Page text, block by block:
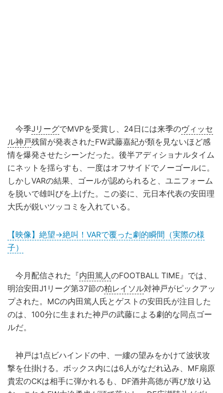
今季JリーグでMVPを受賞し、24日には来季のヴィッセ
ル神戸残留が発表されたFW武藤嘉紀が類を見ないほど感
情を爆発させたシーンだった。後半アディショナルタイム
にネットを揺らすも、一度はオフサイドでノーゴールに。
しかしVARの結果、ゴールが認められると、ユニフォーム
を脱いで雄叫びを上げた。この姿に、元日本代表の安田理
大氏が鋭いツッコミを入れている。
【映像】絶望→絶叫！VARで覆った劇的瞬間（実際の様
子）
今月配信された『内田篤人のFOOTBALL TIME』では、
明治安田J1リーグ第37節の柏レイソル対神戸がピックアッ
プされた。MCの内田篤人氏とゲストの安田氏が注目した
のは、100分に生まれた神戸の武藤による劇的な同点ゴー
ルだ。
神戸は1点ビハインドの中、一縷の望みをかけて波状攻
撃を仕掛ける。ボックス内には6人がなだれ込み、MF扇原
貴宏のCKは相手に弾かれるも、DF酒井高徳が再び放り込